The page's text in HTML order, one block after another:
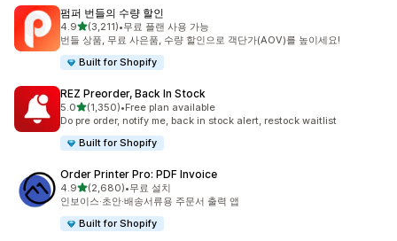
펌퍼 번들의 수량 할인
4.9별 5개 중
(3,211)
총 리뷰 3211개
•무료 플랜 사용 가능
번들 상품, 무료 사은품, 수량 할인으로 객단가(AOV)를 높이세요!
Built for Shopify
REZ Preorder, Back In Stock
5.0별 5개 중
(1,350)
총 리뷰 1350개
•Free plan available
Do pre order, notify me, back in stock alert, restock waitlist
Built for Shopify
Order Printer Pro: PDF Invoice
4.9별 5개 중
(2,680)
총 리뷰 2680개
•무료 설치
인보이스·초안·배송서류용 주문서 출력 앱
Built for Shopify